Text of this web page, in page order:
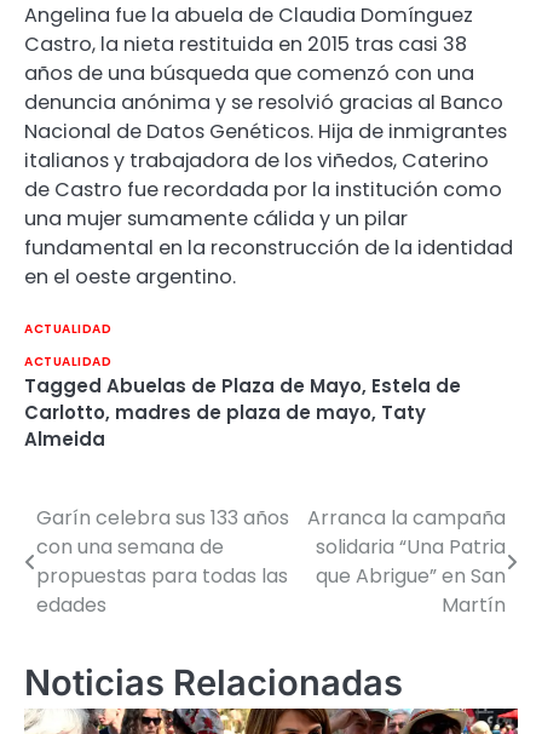
Angelina fue la abuela de Claudia Domínguez
Castro, la nieta restituida en 2015 tras casi 38
años de una búsqueda que comenzó con una
denuncia anónima y se resolvió gracias al Banco
Nacional de Datos Genéticos. Hija de inmigrantes
italianos y trabajadora de los viñedos, Caterino
de Castro fue recordada por la institución como
una mujer sumamente cálida y un pilar
fundamental en la reconstrucción de la identidad
en el oeste argentino.
ACTUALIDAD
ACTUALIDAD
Tagged Abuelas de Plaza de Mayo, Estela de
Carlotto, madres de plaza de mayo, Taty
Almeida
Navegación
de
entradas
Garín celebra sus 133 años
con una semana de
propuestas para todas las
edades
Arranca la campaña
solidaria “Una Patria
que Abrigue” en San
Martín
Noticias Relacionadas